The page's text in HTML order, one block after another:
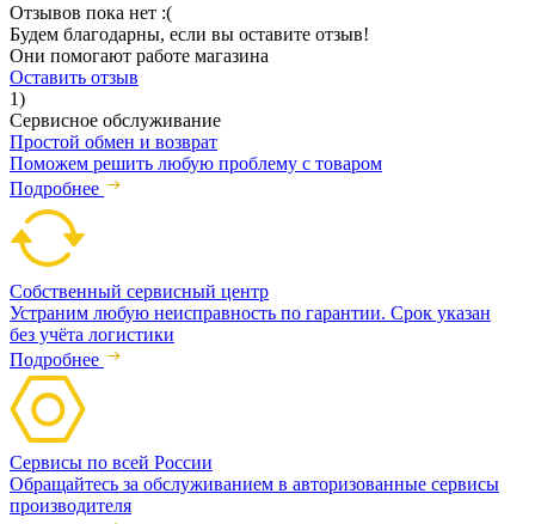
Отзывов пока нет :(
Будем благодарны, если вы оставите отзыв!
Они помогают работе магазина
Оставить отзыв
1)
Сервисное обслуживание
Простой обмен и возврат
Поможем решить любую проблему с товаром
Подробнее
Собственный сервисный центр
Устраним любую неисправность по гарантии. Срок указан
без учёта логистики
Подробнее
Сервисы по всей России
Обращайтесь за обслуживанием в авторизованные сервисы
производителя